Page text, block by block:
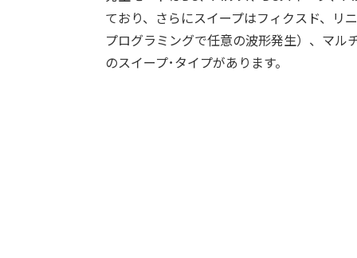
ており、さらにスイープはフィクスド、リ
プログラミングで任意の波形発生）、マル
のスイープ･タイプがあります。